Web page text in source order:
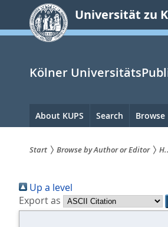
springen
Universität zu
Kölner
Hauptnavigation
About KUPS Search Browse
sind
hier:
Start Browse by Author or Editor
Up a level
Export as